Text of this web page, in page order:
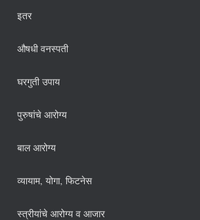
इतर
औषधी वनस्पती
घरगुती उपाय
पुरुषांचे आरोग्य
बाल आरोग्य
व्यायाम, योगा, फिटनेस
स्त्रीयांचे आरोग्य व आजार